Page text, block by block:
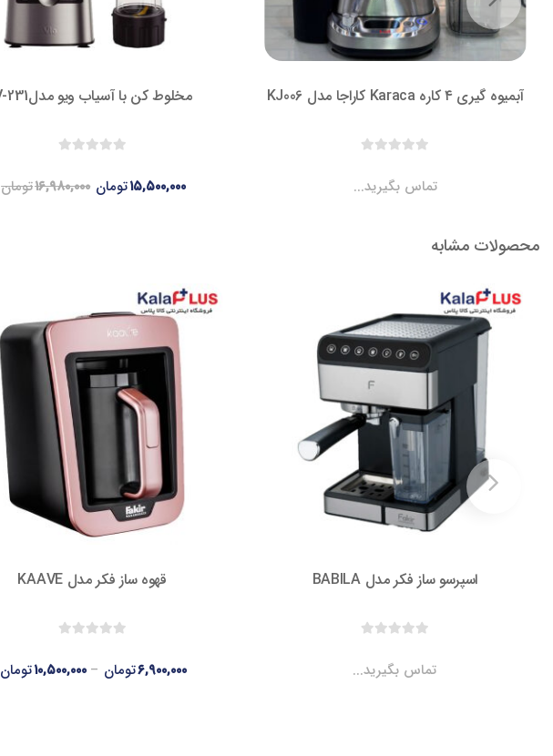
آبمیوه گیری ۴ کاره Karaca کاراجا مدل KJ006
تماس بگیرید...
مخلوط کن با آسیاب ویو مدلV-231
تومان۱۶,۹۸۰,۰۰۰ تومان۱۵,۵۰۰,۰۰۰
محصولات مشابه
اسپرسو ساز فکر مدل BABILA
تماس بگیرید...
قهوه ساز فکر مدل KAAVE
تومان۱۰,۵۰۰,۰۰۰ – تومان۶,۹۰۰,۰۰۰